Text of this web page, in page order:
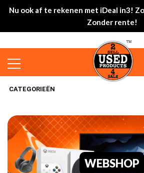
Nu ook af te rekenen met iDeal in3!
Zonder rente!
CATEGORIEËN
WEBSHOP